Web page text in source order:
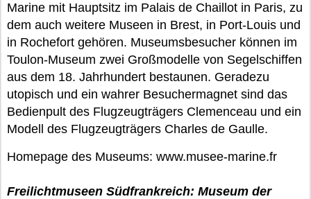
Marine mit Hauptsitz im Palais de Chaillot in Paris, zu
dem auch weitere Museen in Brest, in Port-Louis und
in Rochefort gehören. Museumsbesucher können im
Toulon-Museum zwei Großmodelle von Segelschiffen
aus dem 18. Jahrhundert bestaunen. Geradezu
utopisch und ein wahrer Besuchermagnet sind das
Bedienpult des Flugzeugträgers Clemenceau und ein
Modell des Flugzeugträgers Charles de Gaulle.
Homepage des Museums: www.musee-marine.fr
Freilichtmuseen Südfrankreich: Museum der